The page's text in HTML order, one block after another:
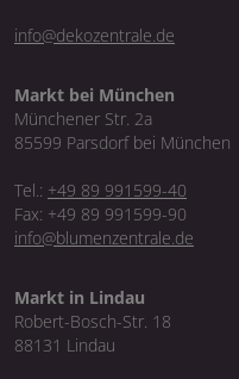
info@dekozentrale.de
Markt bei München
Münchener Str. 2a
85599 Parsdorf bei München
Tel.: +49 89 991599-40
Fax: +49 89 991599-90
info@blumenzentrale.de
Markt in Lindau
Robert-Bosch-Str. 18
88131 Lindau